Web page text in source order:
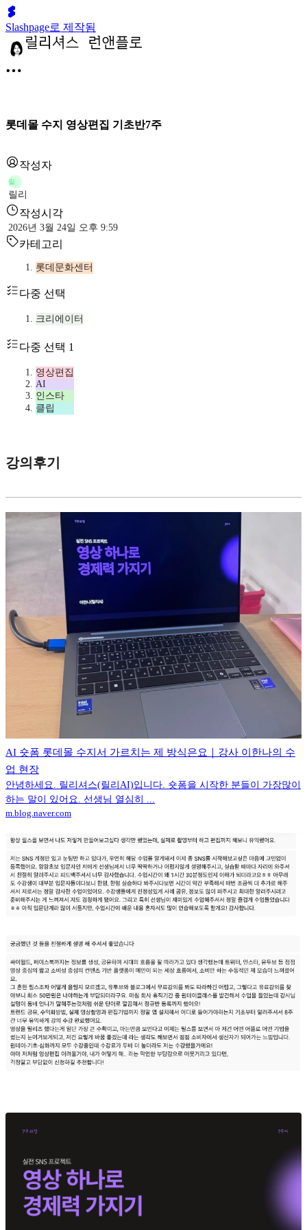
Slashpage로 제작됨
롯데몰 수지 영상편집 기초반7주
작성자
릴
릴리
작성시각
2026년 3월 24일 오후 9:59
카테고리
롯데문화센터
다중 선택
크리에이터
다중 선택 1
영상편집
AI
인스타
클립
강의후기
AI 숏폼 롯데몰 수지서 가르치는 제 방식은요｜강사 이한나의 수
업 현장
안녕하세요. 릴리셔스(릴리AI)입니다. 숏폼을 시작한 분들이 가장많이
하는 말이 있어요. 선생님 열심히 ...
m.blog.naver.com